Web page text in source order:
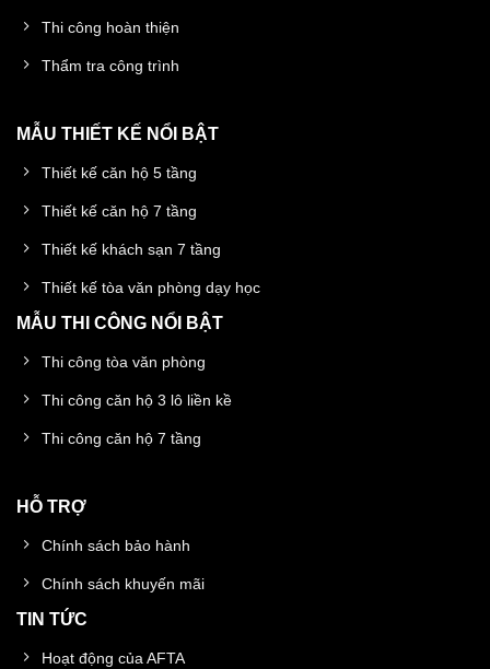
Thi công hoàn thiện
Thẩm tra công trình
MẪU THIẾT KẾ NỔI BẬT
Thiết kế căn hộ 5 tầng
Thiết kế căn hộ 7 tầng
Thiết kế khách sạn 7 tầng
Thiết kế tòa văn phòng dạy học
MẪU THI CÔNG NỔI BẬT
Thi công tòa văn phòng
Thi công căn hộ 3 lô liền kề
Thi công căn hộ 7 tầng
HỖ TRỢ
Chính sách bảo hành
Chính sách khuyến mãi
TIN TỨC
Hoạt động của AFTA